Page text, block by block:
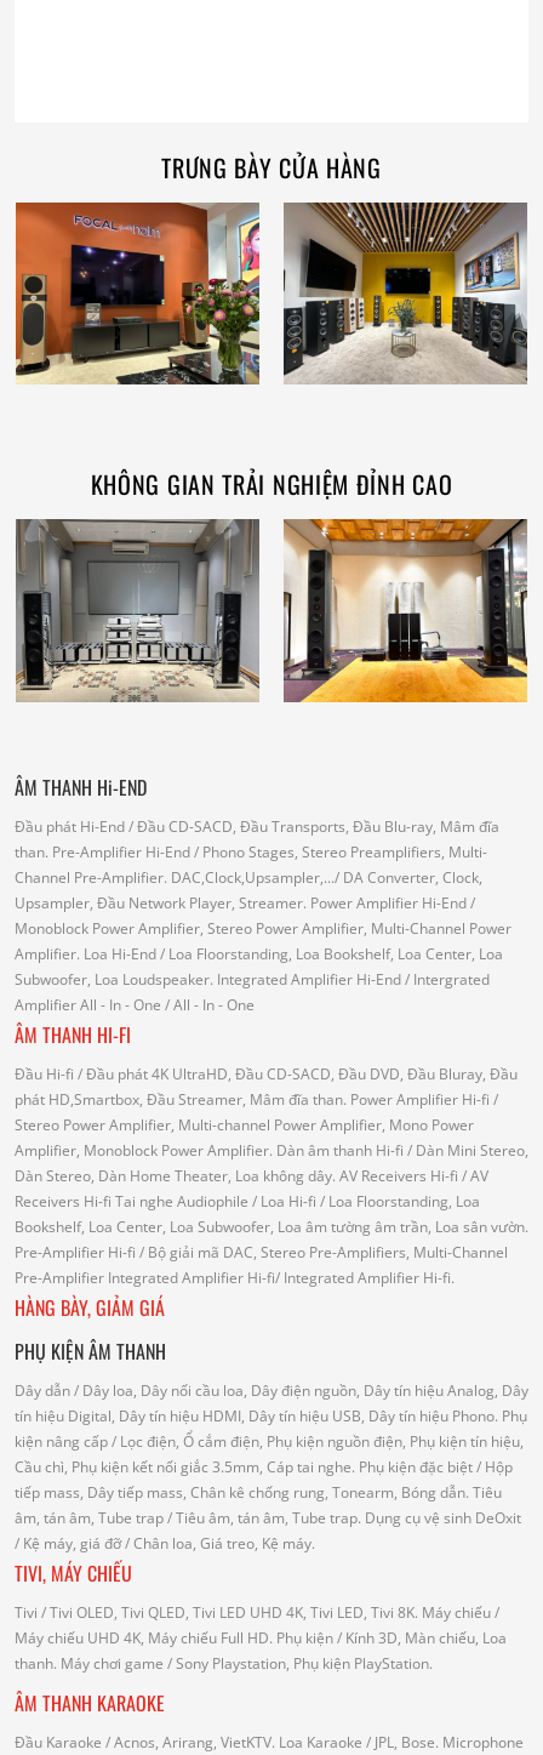
TRƯNG BÀY CỬA HÀNG
KHÔNG GIAN TRẢI NGHIỆM ĐỈNH CAO
ÂM THANH Hi-END
Đầu phát Hi-End/ Đầu CD-SACD, Đầu Transports, Đầu Blu-ray, Mâm đĩa
than. Pre-Amplifier Hi-End/ Phono Stages, Stereo Preamplifiers, Multi-
Channel Pre-Amplifier. DAC,Clock,Upsampler,.../ DA Converter, Clock,
Upsampler, Đầu Network Player, Streamer. Power Amplifier Hi-End/
Monoblock Power Amplifier, Stereo Power Amplifier, Multi-Channel Power
Amplifier. Loa Hi-End/ Loa Floorstanding, Loa Bookshelf, Loa Center, Loa
Subwoofer, Loa Loudspeaker. Integrated Amplifier Hi-End/ Intergrated
AmplifierAll - In - One / All - In - One
ÂM THANH HI-FI
Đầu Hi-fi / Đầu phát 4K UltraHD, Đầu CD-SACD, Đầu DVD, Đầu Bluray, Đầu
phát HD,Smartbox, Đầu Streamer, Mâm đĩa than. Power Amplifier Hi-fi /
Stereo Power Amplifier, Multi-channel Power Amplifier, Mono Power
Amplifier, Monoblock Power Amplifier. Dàn âm thanh Hi-fi / Dàn Mini Stereo,
Dàn Stereo, Dàn Home Theater, Loa không dây. AV Receivers Hi-fi / AV
Receivers Hi-fi Tai nghe Audiophile / Loa Hi-fi / Loa Floorstanding, Loa
Bookshelf, Loa Center, Loa Subwoofer, Loa âm tường âm trần, Loa sân vườn.
Pre-Amplifier Hi-fi / Bộ giải mã DAC, Stereo Pre-Amplifiers, Multi-Channel
Pre-Amplifier Integrated Amplifier Hi-fi/ Integrated Amplifier Hi-fi.
HÀNG BÀY, GIẢM GIÁ
PHỤ KIỆN ÂM THANH
Dây dẫn/ Dây loa, Dây nối cầu loa, Dây điện nguồn, Dây tín hiệu Analog, Dây
tín hiệu Digital, Dây tín hiệu HDMI, Dây tín hiệu USB, Dây tín hiệu Phono. Phụ
kiện nâng cấp/ Lọc điện, Ổ cắm điện, Phụ kiện nguồn điện, Phụ kiện tín hiệu,
Cầu chì, Phụ kiện kết nối giắc 3.5mm, Cáp tai nghe. Phụ kiện đặc biệt/ Hộp
tiếp mass, Dây tiếp mass, Chân kê chống rung, Tonearm, Bóng dẫn. Tiêu
âm, tán âm, Tube trap/ Tiêu âm, tán âm, Tube trap. Dụng cụ vệ sinh DeOxit
/ Kệ máy, giá đỡ/ Chân loa, Giá treo, Kệ máy.
TIVI, MÁY CHIẾU
Tivi / Tivi OLED, Tivi QLED, Tivi LED UHD 4K, Tivi LED, Tivi 8K. Máy chiếu/
Máy chiếu UHD 4K, Máy chiếu Full HD. Phụ kiện/ Kính 3D, Màn chiếu, Loa
thanh. Máy chơi game / Sony Playstation, Phụ kiện PlayStation.
ÂM THANH KARAOKE
Đầu Karaoke / Acnos, Arirang, VietKTV. Loa Karaoke / JPL, Bose. Microphone